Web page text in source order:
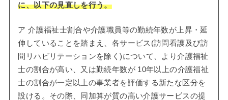
に、以下の見直しを行う。
ア 介護福祉士割合や介護職員等の勤続年数が上昇・延
伸していることを踏まえ、各サービス(訪問看護及び訪
問リハビリテーションを除く)について、より介護福祉
士の割合が高い、又は勤続年数が 10年以上の介護福祉
士の割合が一定以上の事業者を評価する新たな区分を
設ける。その際、同加算が質の高い介護サービスの提